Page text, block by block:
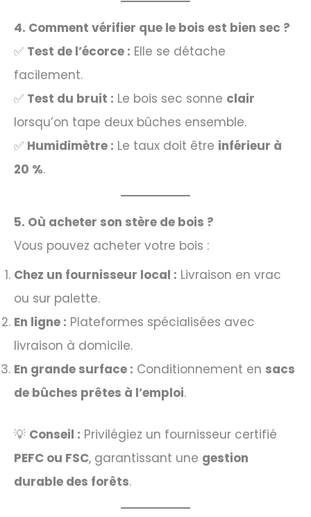
4. Comment vérifier que le bois est bien sec ?
✅ Test de l’écorce : Elle se détache
facilement.
✅ Test du bruit : Le bois sec sonne clair
lorsqu’on tape deux bûches ensemble.
✅ Humidimètre : Le taux doit être inférieur à
20 %.
5. Où acheter son stère de bois ?
Vous pouvez acheter votre bois :
Chez un fournisseur local : Livraison en vrac
ou sur palette.
En ligne : Plateformes spécialisées avec
livraison à domicile.
En grande surface : Conditionnement en sacs
de bûches prêtes à l’emploi.
💡 Conseil : Privilégiez un fournisseur certifié
PEFC ou FSC, garantissant une gestion
durable des forêts.